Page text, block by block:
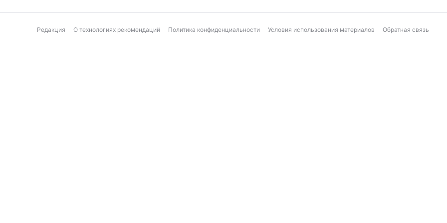
Редакция О технологиях рекомендаций Политика конфиденциальности Условия использования материалов Обратная связь